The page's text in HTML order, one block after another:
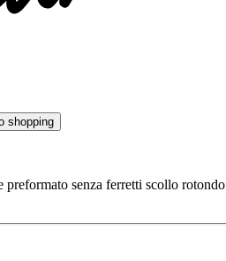
shopping
preformato senza ferretti scollo rotondo